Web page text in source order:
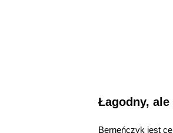
Łagodny,
Berneńczyk jest